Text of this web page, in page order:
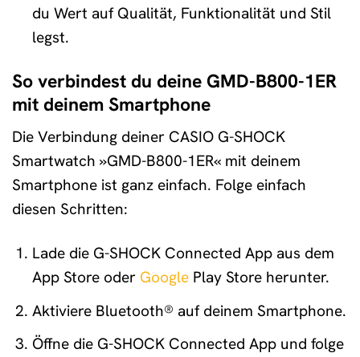
du Wert auf Qualität, Funktionalität und Stil
legst.
So verbindest du deine GMD-B800-1ER
mit deinem Smartphone
Die Verbindung deiner CASIO G-SHOCK
Smartwatch »GMD-B800-1ER« mit deinem
Smartphone ist ganz einfach. Folge einfach
diesen Schritten:
Lade die G-SHOCK Connected App aus dem
App Store oder GooglePlay Store herunter.
Aktiviere Bluetooth® auf deinem Smartphone.
Öffne die G-SHOCK Connected App und folge